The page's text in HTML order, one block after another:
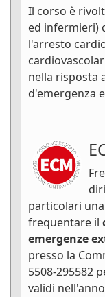
Il corso è
ed infermieri)
l'arresto
nella risposta
d'emergenza
particolari
frequentare il
emergenze
presso la
5508-295582
validi